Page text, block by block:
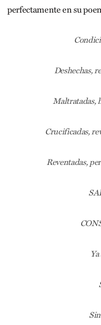
perfectamente en su
Deshechas,
Maltratadas,
Crucificadas,
Reventadas,